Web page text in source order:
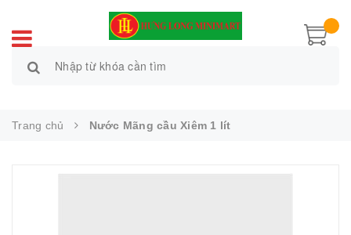
Trang chủ Nước Mãng cầu Xiêm 1 lít